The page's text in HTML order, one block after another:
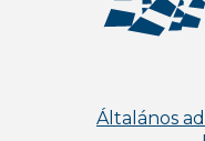
Általános